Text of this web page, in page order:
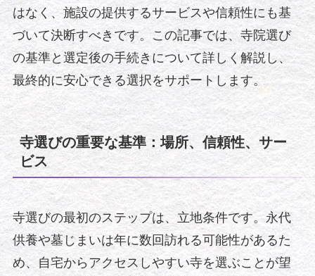
はなく、施設の提供するサービスや信頼性にも基
づいて決断すべきです。この記事では、寺院選び
の基準と選定後の手続きについて詳しく解説し、
最終的に安心できる選択をサポートします。
寺選びの重要な基準：場所、信頼性、サー
ビス
寺選びの最初のステップは、立地条件です。永代
供養や墓じまいは年に数回訪れる可能性があるた
め、自宅からアクセスしやすい寺を選ぶことが望